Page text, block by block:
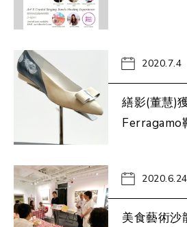
2020.7.4
繕影(董慧)
Ferragamo
2020.6.24
美食藝術沙